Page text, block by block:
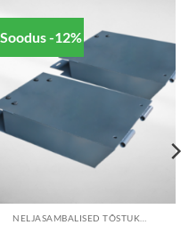
Soodus -12%
NELJASAMBALISED TÕSTUKID